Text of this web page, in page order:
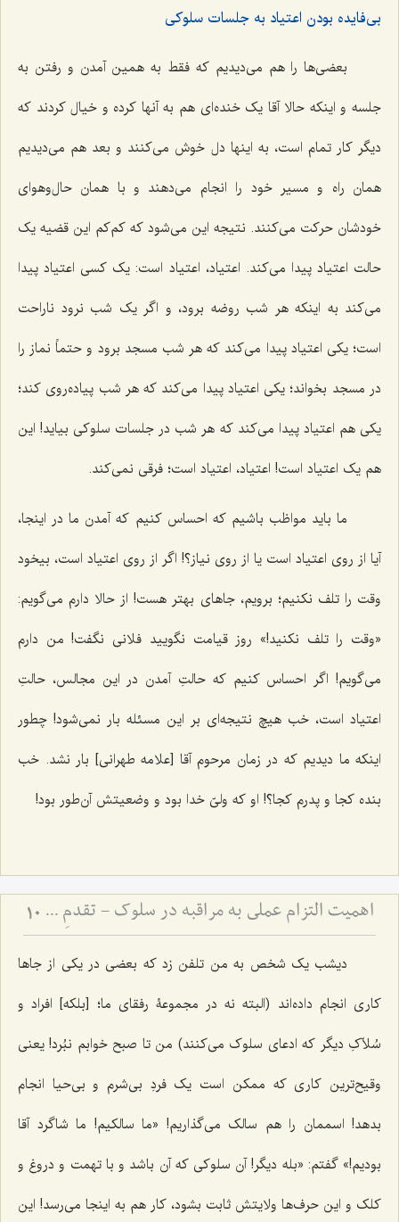
بی‌فایده بودن اعتیاد به جلسات سلوکی
بعضی‌ها را هم می‌دیدیم که فقط به همین آمدن و رفتن به
جلسه و اینکه حالا آقا یک خنده‌ای هم به آنها کرده و خیال کردند که
دیگر کار تمام است، به اینها دل خوش می‌کنند و بعد هم می‌دیدیم
همان راه و مسیر خود را انجام می‌دهند و با همان حال‌وهوای
خودشان حرکت می‌کنند. نتیجه این می‌شود که کم‌کم این قضیه یک
حالت اعتیاد پیدا می‌کند. اعتیاد، اعتیاد است: یک کسی اعتیاد پیدا
می‌کند به اینکه هر شب روضه برود، و اگر یک شب نرود ناراحت
است؛ یکی اعتیاد پیدا می‌کند که هر شب مسجد برود و حتماً نماز را
در مسجد بخواند؛ یکی اعتیاد پیدا می‌کند که هر شب پیاده‌روی کند؛
یکی هم اعتیاد پیدا می‌کند که هر شب در جلسات سلوکی بیاید! این
هم یک اعتیاد است! اعتیاد، اعتیاد است؛ فرقی نمی‌کند.
ما باید مواظب باشیم که احساس کنیم که آمدن ما در اینجا،
آیا از روی اعتیاد است یا از روی نیاز؟! اگر از روی اعتیاد است، بیخود
وقت را تلف نکنیم؛ برویم، جا‌های بهتر هست! از حالا دارم می‌گویم:
«وقت را تلف نکنید!» روز قیامت نگویید فلانی نگفت! من دارم
می‌گویم! اگر احساس ‌کنیم که حالتِ آمدن در این مجالس، حالتِ
اعتیاد است، خب هیچ نتیجه‌ای بر این مسئله بار نمی‌شود! چطور
اینکه ما دیدیم که در زمان مرحوم آقا [علامه طهرانی] بار نشد. خب
بنده کجا و پدرم کجا؟! او که ولیّ خدا بود و وضعیتش آن‌طور بود!
اهمیت التزام عملی به مراقبه در سلوک - تقدمِ اخلاق و دستورات عملی بر ذکر، و مضرّات اینترنت 10
دیشب یک شخص به من تلفن زد که بعضی‌ در یکی از جاها
کاری انجام داده‌اند (البته نه در مجموعۀ رفقای ما؛ [بلکه] افراد و
سُلاّکِ دیگر که ادعای سلوک می‌کنند) من تا صبح خوابم نبُرد! یعنی
وقیح‌ترین کاری که ممکن است یک فردِ بی‌شرم و بی‌حیا انجام
بدهد! اسممان را هم سالک می‌گذاریم! «ما سالکیم! ما شاگرد آقا
بودیم!» گفتم: «بله دیگر! آن سلوکی که آن باشد و با تهمت و دروغ و
کلک و این حرف‌ها ولایتش ثابت بشود، کار هم به اینجا می‌رسد! این